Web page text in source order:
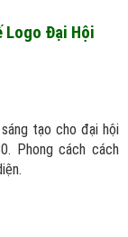
Logo Đại Hội
tạo cho đại hội
Phong cách cách